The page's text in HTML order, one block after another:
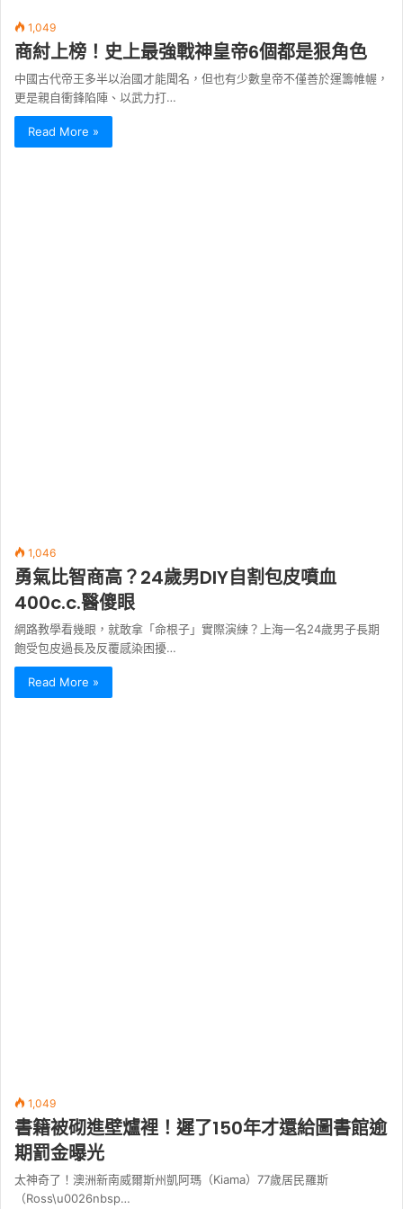
1,049
商紂上榜！史上最強戰神皇帝6個都是狠角色
中國古代帝王多半以治國才能聞名，但也有少數皇帝不僅善於運籌帷幄，
更是親自衝鋒陷陣、以武力打…
Read More »
1,046
勇氣比智商高？24歲男DIY自割包皮噴血
400c.c.醫傻眼
網路教學看幾眼，就敢拿「命根子」實際演練？上海一名24歲男子長期
飽受包皮過長及反覆感染困擾…
Read More »
1,049
書籍被砌進壁爐裡！遲了150年才還給圖書館逾
期罰金曝光
太神奇了！澳洲新南威爾斯州凱阿瑪（Kiama）77歲居民羅斯
（Ross\u0026nbsp…